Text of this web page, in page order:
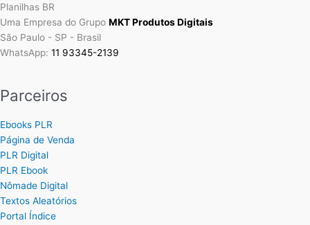
Planilhas BR
Uma Empresa do Grupo MKT Produtos Digitais
São Paulo - SP - Brasil
WhatsApp: 11 93345-2139
Parceiros
Ebooks PLR
Página de Venda
PLR Digital
PLR Ebook
Nômade Digital
Textos Aleatórios
Portal Índice